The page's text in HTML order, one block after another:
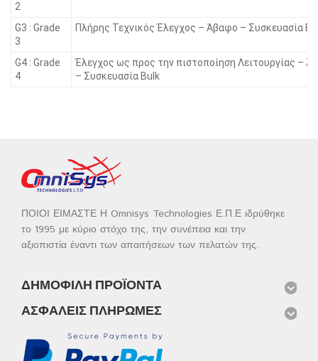
2
G3 : Grade
3
Πλήρης Τεχνικός Έλεγχος – Άβαφο – Συσκευασία
G4 : Grade
4
Έλεγχος ως προς την πιστοποίηση Λειτουργίας –
– Συσκευασία Bulk
ΠΟΙΟΙ ΕΙΜΑΣΤΕ Η Omnisys Technologies Ε.Π.Ε ιδρύθηκε
το 1995 με κύριο στόχο της, την συνέπεια και την
αξιοπιστία έναντι των απαιτήσεων των πελατών της.
ΔΗΜΟΦΙΛΉ ΠΡΟΪΌΝΤΑ
ΑΣΦΑΛΕΊΣ ΠΛΗΡΩΜΈΣ